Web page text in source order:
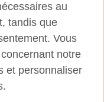
simplifiée
l’agence
de l’éducation
in France société par
inscrite en
719 473. Adresse :
Le British Council
au
tandis que
Vous
notre
et personnaliser